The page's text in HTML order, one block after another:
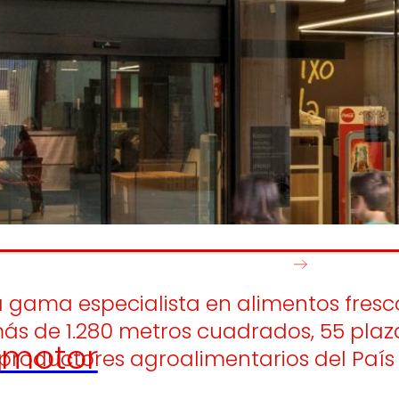
riqueza local
en el entorno.
de las
motor
especialista en alimentos
de 1.280 metros cuadrados, 55
agroalimentarios del